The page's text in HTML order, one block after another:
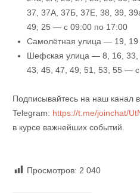
37, 37А, 37Б, 37Е, 38, 39,
49, 25 — с 09:00 по 17:00
Самолётная улица — 19,
Шефская улица — 8, 16, 33,
43, 45, 47, 49, 51, 53, 55 — с
Подписывайтесь на наш канал в
Telegram: https://t.me/joinchat/
в курсе важнейших событий.
Просмотров: 2 040